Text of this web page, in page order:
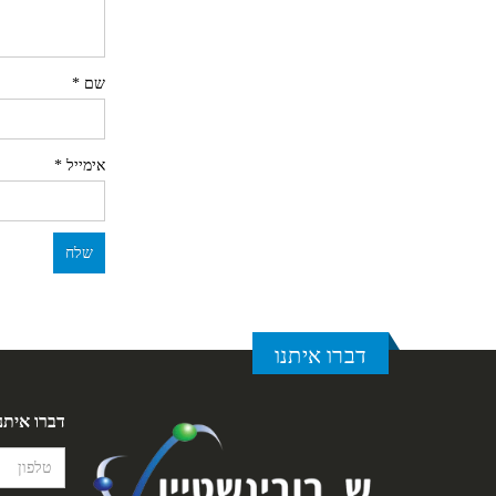
שם*
אימייל*
דברו איתנו
דברו